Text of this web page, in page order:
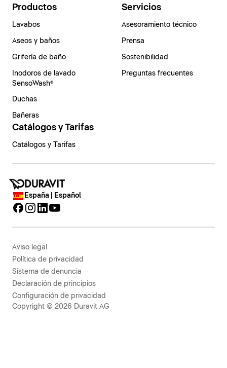
Productos
Lavabos
Aseos y baños
Grifería de baño
Inodoros de lavado
SensoWash®
Duchas
Bañeras
Servicios
Asesoramiento técnico
Prensa
Sostenibilidad
Preguntas frecuentes
Catálogos y Tarifas
Catálogos y Tarifas
España | Español
Aviso legal
Política de privacidad
Sistema de denuncia
Declaración de principios
Configuración de privacidad
Copyright © 2026 Duravit AG